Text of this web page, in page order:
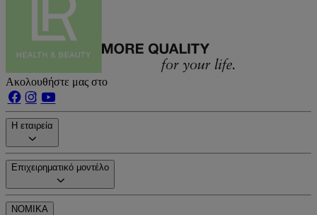
Ακολουθήστε μας στο
Η εταιρεία
Επιχειρηματικό μοντέλο
ΝΟΜΙΚΑ